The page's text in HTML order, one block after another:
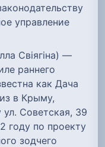
управление
Свіягіна) —
раннего
как Дача
в Крыму,
Советская, 39
году по проекту
зодчего